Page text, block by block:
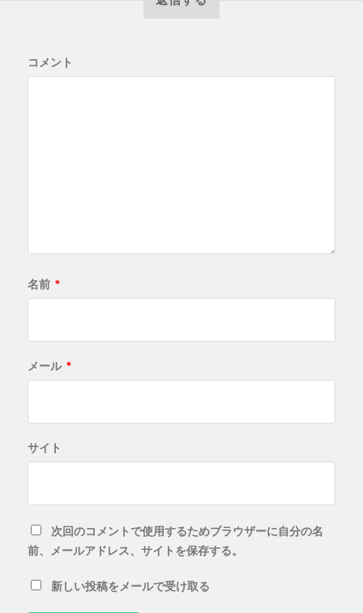
コメント
名前 *
メール *
サイト
次回のコメントで使用するためブラウザーに自分の名
前、メールアドレス、サイトを保存する。
新しい投稿をメールで受け取る